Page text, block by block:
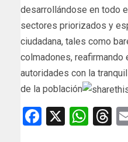
desarrollándose en todo
sectores priorizados y
ciudadana, tales como
colmadones,
autoridades con la
de la población
Facebook
X